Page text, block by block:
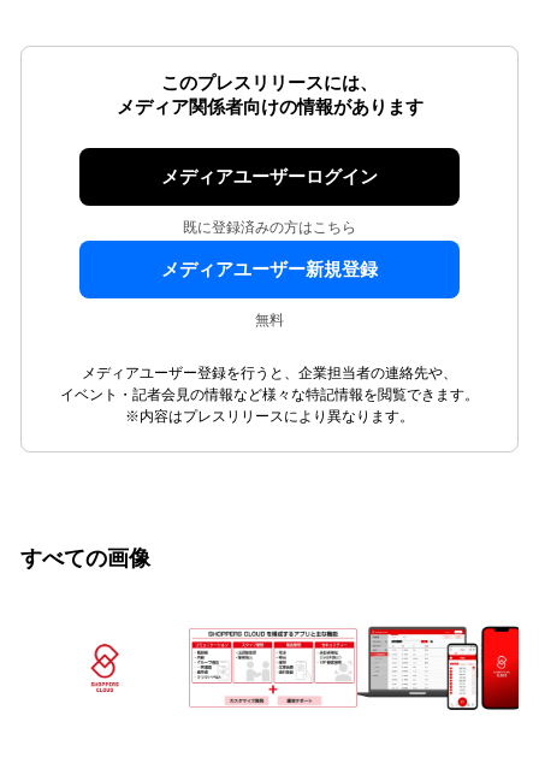
このプレスリリースには、
メディア関係者向けの情報があります
メディアユーザーログイン
既に登録済みの方はこちら
メディアユーザー新規登録
無料
メディアユーザー登録を行うと、企業担当者の連絡先や、
イベント・記者会見の情報など様々な特記情報を閲覧できます。
※内容はプレスリリースにより異なります。
すべての画像